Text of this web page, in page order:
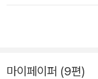
내용들이 더 분명하게
마이페이퍼 (9편)